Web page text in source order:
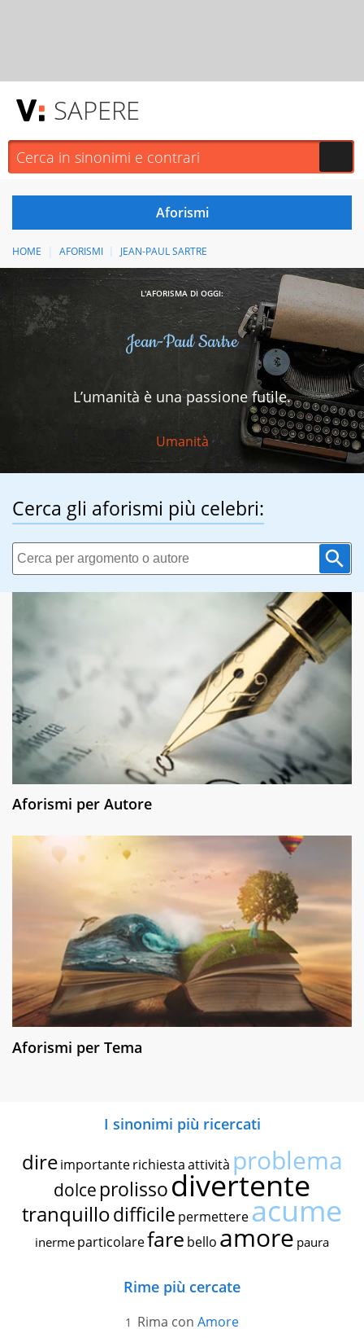
SAPERE
HOME AFORISMI JEAN-PAUL SARTRE
L'AFORISMA DI OGGI:
Jean-Paul Sartre
L’umanità è una passione futile.
Umanità
Cerca gli aforismi più celebri:
Aforismi per Autore
Aforismi per Tema
I sinonimi più ricercati
dire importante richiestaattività problema
dolce prolissodivertente
tranquillodifficile permettereacume
inerme particolarefare bello amore paura
Rime più cercate
Rima con Amore